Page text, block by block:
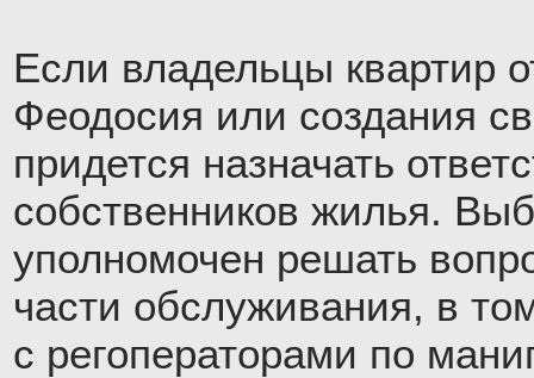
Если владельцы квартир
Феодосия или создания
придется назначать
собственников жилья.
уполномочен решать
части обслуживания, в
с регоператорами по